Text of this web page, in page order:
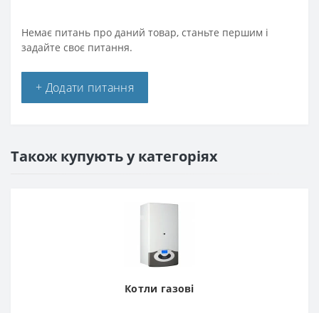
Немає питань про даний товар, станьте першим і
задайте своє питання.
+ Додати питання
Також купують у категоріях
Котли газові